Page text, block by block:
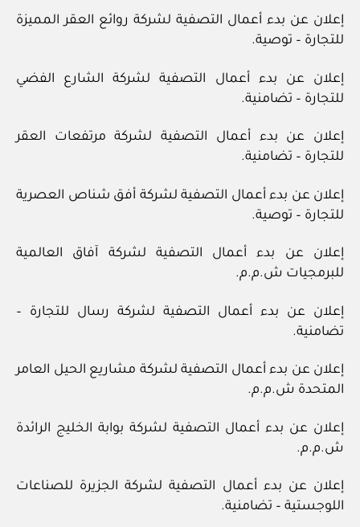
إعلان عن بدء أعمال التصفية لشركة روائع العقر المميزة
للتجارة – توصية.
إعلان عن بدء أعمال التصفية لشركة الشارع الفضي
للتجارة – تضامنية.
إعلان عن بدء أعمال التصفية لشركة مرتفعات العقر
للتجارة – تضامنية.
إعلان عن بدء أعمال التصفية لشركة أفق شناص العصرية
للتجارة – توصية.
إعلان عن بدء أعمال التصفية لشركة آفاق العالمية
للبرمجيات ش.م.م.
إعلان عن بدء أعمال التصفية لشركة رسال للتجارة –
تضامنية.
إعلان عن بدء أعمال التصفية لشركة مشاريع الحيل العامر
المتحدة ش.م.م.
إعلان عن بدء أعمال التصفية لشركة بوابة الخليج الرائدة
ش.م.م.
إعلان عن بدء أعمال التصفية لشركة الجزيرة للصناعات
اللوجستية – تضامنية.